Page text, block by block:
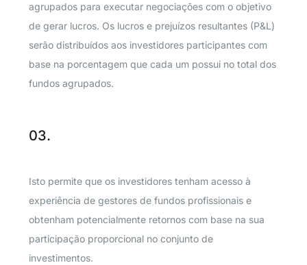
agrupados para executar negociações com o objetivo
de gerar lucros. Os lucros e prejuízos resultantes (P&L)
serão distribuídos aos investidores participantes com
base na porcentagem que cada um possui no total dos
fundos agrupados.
03.
Isto permite que os investidores tenham acesso à
experiência de gestores de fundos profissionais e
obtenham potencialmente retornos com base na sua
participação proporcional no conjunto de
investimentos.